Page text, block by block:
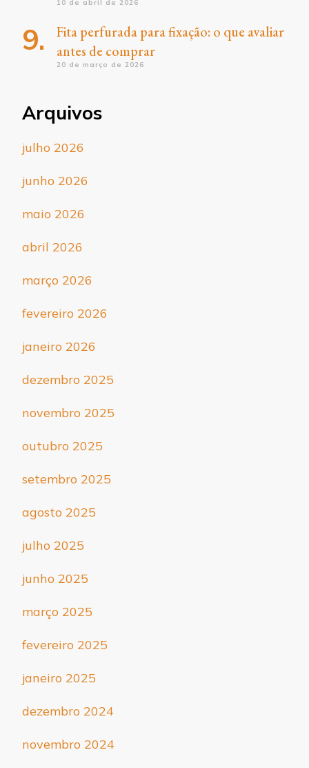
10 de abril de 2026
Fita perfurada para fixação: o que avaliar
antes de comprar
20 de março de 2026
Arquivos
julho 2026
junho 2026
maio 2026
abril 2026
março 2026
fevereiro 2026
janeiro 2026
dezembro 2025
novembro 2025
outubro 2025
setembro 2025
agosto 2025
julho 2025
junho 2025
março 2025
fevereiro 2025
janeiro 2025
dezembro 2024
novembro 2024